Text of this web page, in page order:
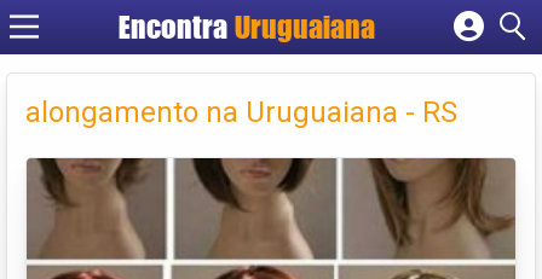
Encontra Uruguaiana
Cadastrar empresa
Criar conta
alongamento na Uruguaiana - RS